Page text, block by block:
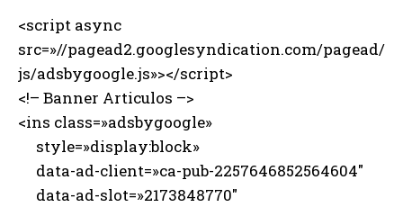
<script async
src=»//pagead2.googlesyndication.com/pagead/
js/adsbygoogle.js»></script>
<!– Banner Articulos –>
<ins class=»adsbygoogle»
style=»display:block»
data-ad-client=»ca-pub-2257646852564604″
data-ad-slot=»2173848770″